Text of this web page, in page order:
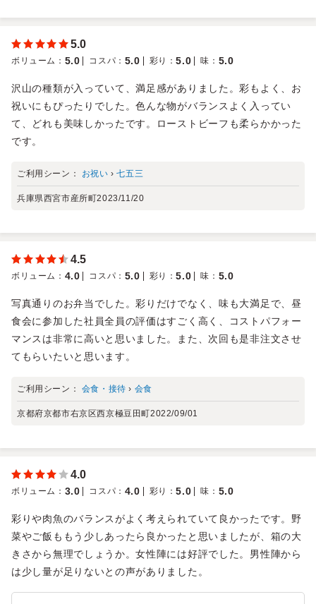
5.0
ボリューム ： 5.0 コスパ ： 5.0 彩り ：5.0 味 ： 5.0
沢山の種類が入っていて、満足感がありました。彩もよく、お
祝いにもぴったりでした。色んな物がバランスよく入ってい
て、どれも美味しかったです。ローストビーフも柔らかかった
です。
ご利用シーン： お祝い ›七五三
兵庫県西宮市産所町2023/11/20
4.5
ボリューム ： 4.0 コスパ ： 5.0 彩り ：5.0 味 ： 5.0
写真通りのお弁当でした。彩りだけでなく、味も大満足で、昼
食会に参加した社員全員の評価はすごく高く、コストパフォー
マンスは非常に高いと思いました。また、次回も是非注文させ
てもらいたいと思います。
ご利用シーン： 会食・接待 › 会食
京都府京都市右京区西京極豆田町2022/09/01
4.0
ボリューム ： 3.0 コスパ ： 4.0 彩り ：5.0 味 ： 5.0
彩りや肉魚のバランスがよく考えられていて良かったです。野
菜やご飯ももう少しあったら良かったと思いましたが、箱の大
きさから無理でしょうか。女性陣には好評でした。男性陣から
は少し量が足りないとの声がありました。